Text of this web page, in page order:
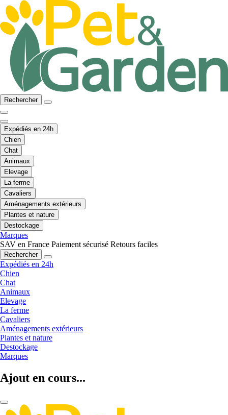
Rechercher
Expédiés en 24h
Chien
Chat
Animaux
Elevage
La ferme
Cavaliers
Aménagements extérieurs
Plantes et nature
Destockage
Marques
SAV en France Paiement sécurisé Retours faciles
Rechercher
Expédiés en 24h
Chien
Chat
Animaux
Elevage
La ferme
Cavaliers
Aménagements extérieurs
Plantes et nature
Destockage
Marques
Ajout en cours...